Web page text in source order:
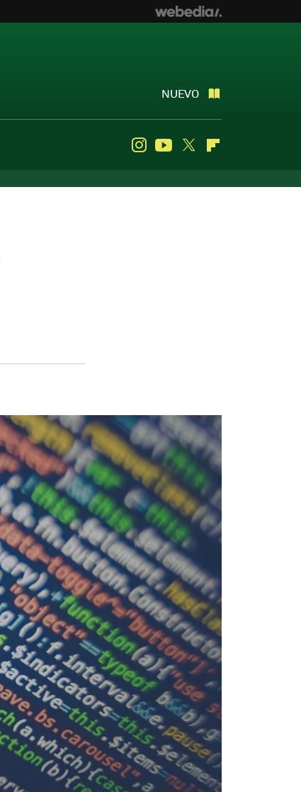
NUEVO
InstagramYoutube
Twitter